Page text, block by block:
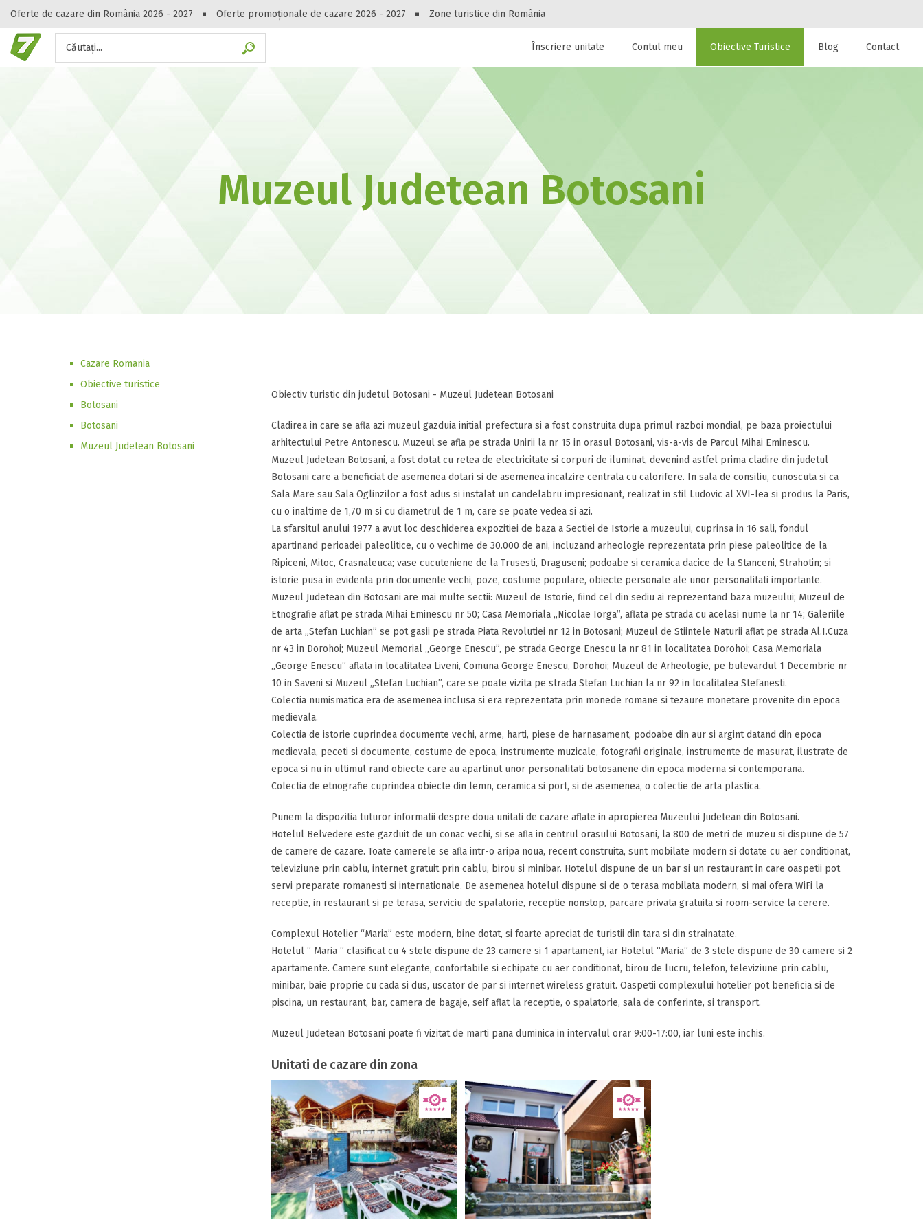
Oferte de cazare din România 2026 - 2027 Oferte promoționale de cazare 2026 - 2027 Zone turistice din România
Căutați...
Peste 10548 oferte de cazare!
Gasești hoteluri, pensiuni, vile, apartamente sau alte unitați de cazare la
cel mai bun preț.
Înscriere unitate Contul meu Obiective Turistice Blog Contact
Muzeul Judetean Botosani
Cazare Romania
Obiective turistice
Botosani
Botosani
Muzeul Judetean Botosani
Obiectiv turistic din judetul Botosani - Muzeul Judetean Botosani
Cladirea in care se afla azi muzeul gazduia initial prefectura si a fost construita dupa primul razboi mondial, pe baza proiectului
arhitectului Petre Antonescu. Muzeul se afla pe strada Unirii la nr 15 in orasul Botosani, vis-a-vis de Parcul Mihai Eminescu.
Muzeul Judetean Botosani, a fost dotat cu retea de electricitate si corpuri de iluminat, devenind astfel prima cladire din judetul
Botosani care a beneficiat de asemenea dotari si de asemenea incalzire centrala cu calorifere. In sala de consiliu, cunoscuta si ca
Sala Mare sau Sala Oglinzilor a fost adus si instalat un candelabru impresionant, realizat in stil Ludovic al XVI-lea si produs la Paris,
cu o inaltime de 1,70 m si cu diametrul de 1 m, care se poate vedea si azi.
La sfarsitul anului 1977 a avut loc deschiderea expozitiei de baza a Sectiei de Istorie a muzeului, cuprinsa in 16 sali, fondul
apartinand perioadei paleolitice, cu o vechime de 30.000 de ani, incluzand arheologie reprezentata prin piese paleolitice de la
Ripiceni, Mitoc, Crasnaleuca; vase cucuteniene de la Trusesti, Draguseni; podoabe si ceramica dacice de la Stanceni, Strahotin; si
istorie pusa in evidenta prin documente vechi, poze, costume populare, obiecte personale ale unor personalitati importante.
Muzeul Judetean din Botosani are mai multe sectii: Muzeul de Istorie, fiind cel din sediu ai reprezentand baza muzeului; Muzeul de
Etnografie aflat pe strada Mihai Eminescu nr 50; Casa Memoriala „Nicolae Iorga”, aflata pe strada cu acelasi nume la nr 14; Galeriile
de arta „Stefan Luchian” se pot gasii pe strada Piata Revolutiei nr 12 in Botosani; Muzeul de Stiintele Naturii aflat pe strada Al.I.Cuza
nr 43 in Dorohoi; Muzeul Memorial „George Enescu”, pe strada George Enescu la nr 81 in localitatea Dorohoi; Casa Memoriala
„George Enescu” aflata in localitatea Liveni, Comuna George Enescu, Dorohoi; Muzeul de Arheologie, pe bulevardul 1 Decembrie nr
10 in Saveni si Muzeul „Stefan Luchian”, care se poate vizita pe strada Stefan Luchian la nr 92 in localitatea Stefanesti.
Colectia numismatica era de asemenea inclusa si era reprezentata prin monede romane si tezaure monetare provenite din epoca
medievala.
Colectia de istorie cuprindea documente vechi, arme, harti, piese de harnasament, podoabe din aur si argint datand din epoca
medievala, peceti si documente, costume de epoca, instrumente muzicale, fotografii originale, instrumente de masurat, ilustrate de
epoca si nu in ultimul rand obiecte care au apartinut unor personalitati botosanene din epoca moderna si contemporana.
Colectia de etnografie cuprindea obiecte din lemn, ceramica si port, si de asemenea, o colectie de arta plastica.
Punem la dispozitia tuturor informatii despre doua unitati de cazare aflate in apropierea Muzeului Judetean din Botosani.
Hotelul Belvedere este gazduit de un conac vechi, si se afla in centrul orasului Botosani, la 800 de metri de muzeu si dispune de 57
de camere de cazare. Toate camerele se afla intr-o aripa noua, recent construita, sunt mobilate modern si dotate cu aer conditionat,
televiziune prin cablu, internet gratuit prin cablu, birou si minibar. Hotelul dispune de un bar si un restaurant in care oaspetii pot
servi preparate romanesti si internationale. De asemenea hotelul dispune si de o terasa mobilata modern, si mai ofera WiFi la
receptie, in restaurant si pe terasa, serviciu de spalatorie, receptie nonstop, parcare privata gratuita si room-service la cerere.
Complexul Hotelier “Maria” este modern, bine dotat, si foarte apreciat de turistii din tara si din strainatate.
Hotelul ” Maria ” clasificat cu 4 stele dispune de 23 camere si 1 apartament, iar Hotelul “Maria” de 3 stele dispune de 30 camere si 2
apartamente. Camere sunt elegante, confortabile si echipate cu aer conditionat, birou de lucru, telefon, televiziune prin cablu,
minibar, baie proprie cu cada si dus, uscator de par si internet wireless gratuit. Oaspetii complexului hotelier pot beneficia si de
piscina, un restaurant, bar, camera de bagaje, seif aflat la receptie, o spalatorie, sala de conferinte, si transport.
Muzeul Judetean Botosani poate fi vizitat de marti pana duminica in intervalul orar 9:00-17:00, iar luni este inchis.
Unitati de cazare din zona